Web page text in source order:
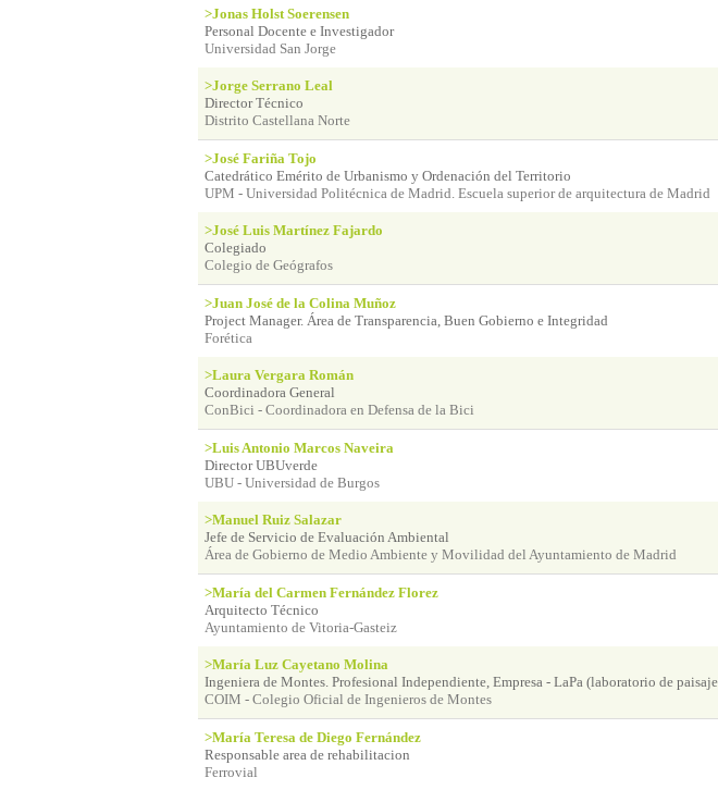
>Jonas Holst Soerensen
Personal Docente e Investigador
Universidad San Jorge
>Jorge Serrano Leal
Director Técnico
Distrito Castellana Norte
>José Fariña Tojo
Catedrático Emérito de Urbanismo y Ordenación del Territorio
UPM - Universidad Politécnica de Madrid. Escuela superior de arquitectura de Madrid
>José Luis Martínez Fajardo
Colegiado
Colegio de Geógrafos
>Juan José de la Colina Muñoz
Project Manager. Área de Transparencia, Buen Gobierno e Integridad
Forética
>Laura Vergara Román
Coordinadora General
ConBici - Coordinadora en Defensa de la Bici
>Luis Antonio Marcos Naveira
Director UBUverde
UBU - Universidad de Burgos
>Manuel Ruiz Salazar
Jefe de Servicio de Evaluación Ambiental
Área de Gobierno de Medio Ambiente y Movilidad del Ayuntamiento de Madrid
>María del Carmen Fernández Florez
Arquitecto Técnico
Ayuntamiento de Vitoria-Gasteiz
>María Luz Cayetano Molina
Ingeniera de Montes. Profesional Independiente, Empresa - LaPa (laboratorio de
COIM - Colegio Oficial de Ingenieros de Montes
>María Teresa de Diego Fernández
Responsable area de rehabilitacion
Ferrovial